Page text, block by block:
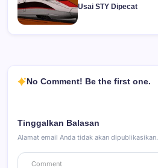
Usai STY Dipecat
No Comment! Be the first one.
Tinggalkan Balasan
Alamat email Anda tidak akan dipublikasikan.